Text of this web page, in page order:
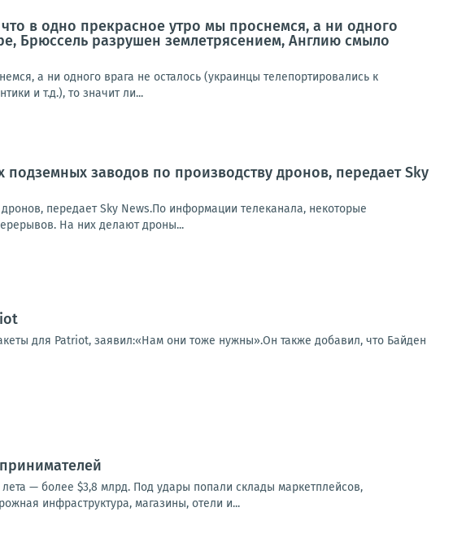
в одно прекрасное утро мы проснемся, а ни одного
Брюссель разрушен землетрясением, Англию смыло
а ни одного врага не осталось (украинцы телепортировались к
и т.д.), то значит ли...
заводов по производству дронов, передает Sky
передает Sky News.По информации телеканала, некоторые
На них делают дроны...
для Patriot, заявил:«Нам они тоже нужны».Он также добавил, что Байден
— более $3,8 млрд. Под удары попали склады маркетплейсов,
инфраструктура, магазины, отели и...